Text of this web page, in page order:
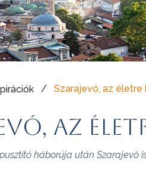
/ Szarajevó, az életre
az
háborúja után Szarajevó